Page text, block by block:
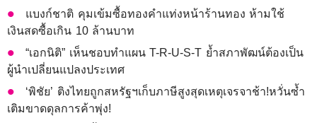
แบงก์ชาติ คุมเข้มซื้อทองคำแท่งหน้าร้านทอง ห้ามใช้
เงินสดซื้อเกิน 10 ล้านบาท
“เอกนิติ” เห็นชอบทำแผน T-R-U-S-T ย้ำสภาพัฒน์ต้องเป็น
ผู้นำเปลี่ยนแปลงประเทศ
‘พิชัย’ ติงไทยถูกสหรัฐฯเก็บภาษีสูงสุดเหตุเจรจาช้า!หวั่นซ้ำ
เติมขาดดุลการค้าพุ่ง!